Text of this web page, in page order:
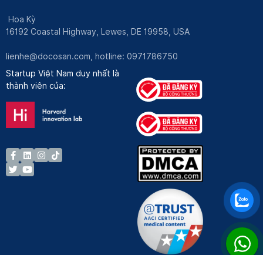
Hoa Kỳ
16192 Coastal Highway, Lewes, DE 19958, USA
lienhe@docosan.com , hotline: 0971786750
Startup Việt Nam duy nhất là
thành viên của: